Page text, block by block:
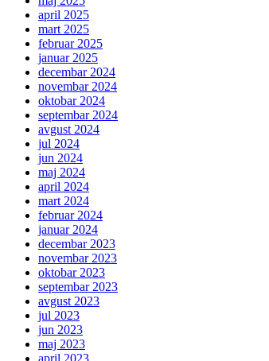
april 2025
mart 2025
februar 2025
januar 2025
decembar 2024
novembar 2024
oktobar 2024
septembar 2024
avgust 2024
jul 2024
jun 2024
maj 2024
april 2024
mart 2024
februar 2024
januar 2024
decembar 2023
novembar 2023
oktobar 2023
septembar 2023
avgust 2023
jul 2023
jun 2023
maj 2023